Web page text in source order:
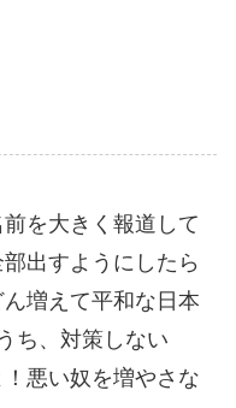
を大きく報道して
出すようにしたら
増えて平和な日本
ち、対策しない
悪い奴を増やさな